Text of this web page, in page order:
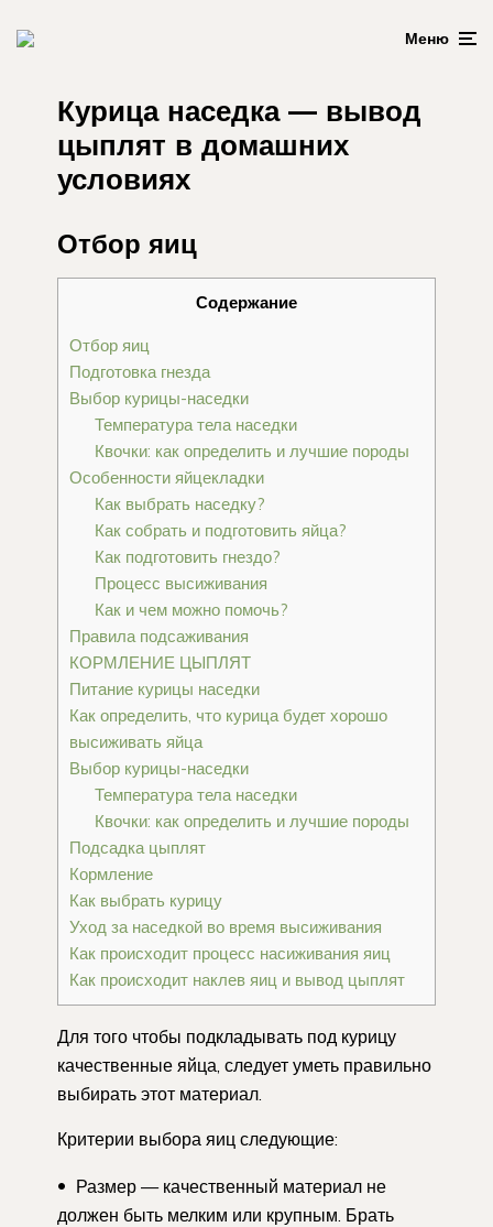
Меню
Курица наседка — вывод
цыплят в домашних
условиях
Отбор яиц
Содержание
Отбор яиц
Подготовка гнезда
Выбор курицы-наседки
Температура тела наседки
Квочки: как определить и лучшие породы
Особенности яйцекладки
Как выбрать наседку?
Как собрать и подготовить яйца?
Как подготовить гнездо?
Процесс высиживания
Как и чем можно помочь?
Правила подсаживания
КОРМЛЕНИЕ ЦЫПЛЯТ
Питание курицы наседки
Как определить, что курица будет хорошо
высиживать яйца
Выбор курицы-наседки
Температура тела наседки
Квочки: как определить и лучшие породы
Подсадка цыплят
Кормление
Как выбрать курицу
Уход за наседкой во время высиживания
Как происходит процесс насиживания яиц
Как происходит наклев яиц и вывод цыплят
Для того чтобы подкладывать под курицу
качественные яйца, следует уметь правильно
выбирать этот материал.
Критерии выбора яиц следующие:
Размер — качественный материал не
должен быть мелким или крупным. Брать